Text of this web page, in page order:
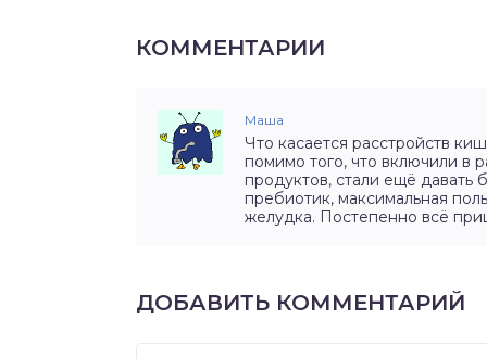
КОММЕНТАРИИ
Маша
Что касается расстройств
помимо того, что включили в
продуктов, стали ещё давать
пребиотик, максимальная
желудка. Постепенно всё
ДОБАВИТЬ КОММЕНТАРИЙ